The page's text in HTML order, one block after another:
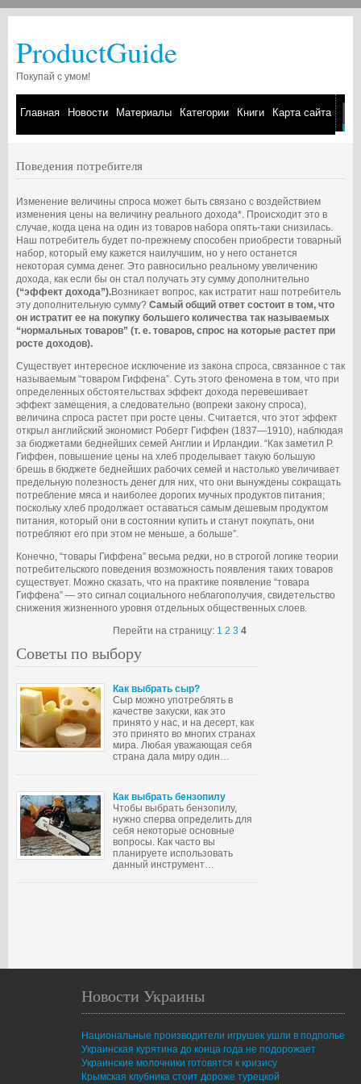
ProductGuide
Покупай с умом!
Главная Новости Материалы Категории Книги Карта сайта
Поведения потребителя
Изменение величины спроса может быть связано с воздействием
изменения цены на величину реального дохода*. Происходит это в
случае, когда цена на один из товаров набора опять-таки снизилась.
Наш потребитель будет по-прежнему способен приобрести товарный
набор, который ему кажется наилучшим, но у него останется
некоторая сумма денег. Это равносильно реальному увеличению
дохода, как если бы он стал получать эту сумму дополнительно
(“эффект дохода”).Возникает вопрос, как истратит наш потребитель
эту дополнительную сумму? Самый общий ответ состоит в том, что
он истратит ее на покупку большего количества так называемых
“нормальных товаров” (т. е. товаров, спрос на которые растет при
росте доходов).
Существует интересное исключение из закона спроса, связанное с так
называемым “товаром Гиффена”. Суть этого феномена в том, что при
определенных обстоятельствах эффект дохода перевешивает
эффект замещения, а следовательно (вопреки закону спроса),
величина спроса растет при росте цены. Считается, что этот эффект
открыл английский экономист Роберт Гиффен (1837—1910), наблюдая
за бюджетами беднейших семей Англии и Ирландии. “Как заметил Р.
Гиффен, повышение цены на хлеб проделывает такую большую
брешь в бюджете беднейших рабочих семей и настолько увеличивает
предельную полезность денег для них, что они вынуждены сокращать
потребление мяса и наиболее дорогих мучных продуктов питания;
поскольку хлеб продолжает оставаться самым дешевым продуктом
питания, который они в состоянии купить и станут покупать, они
потребляют его при этом не меньше, а больше”.
Конечно, “товары Гиффена” весьма редки, но в строгой логике теории
потребительского поведения возможность появления таких товаров
существует. Можно сказать, что на практике появление “товара
Гиффена” — это сигнал социального неблагополучия, свидетельство
снижения жизненного уровня отдельных общественных слоев.
Перейти на страницу: 1 2 3 4
Советы по выбору
Как выбрать сыр?
Сыр можно употреблять в
качестве закуски, как это
принято у нас, и на десерт, как
это принято во многих странах
мира. Любая уважающая себя
страна дала миру один…
Как выбрать бензопилу
Чтобы выбрать бензопилу,
нужно сперва определить для
себя некоторые основные
вопросы. Как часто вы
планируете использовать
данный инструмент…
Новости Украины
Национальные производители игрушек ушли в подполье
Украинская курятина до конца года не подорожает
Украинские молочники готовятся к кризису
Крымская клубника стоит дороже турецкой